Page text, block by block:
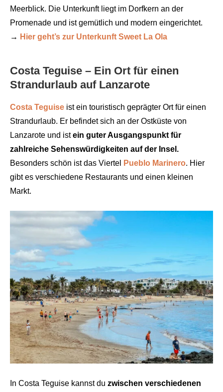
Meerblick. Die Unterkunft liegt im Dorfkern an der
Promenade und ist gemütlich und modern eingerichtet.
→ Hier geht’s zur Unterkunft Sweet La Ola
Costa Teguise – Ein Ort für einen
Strandurlaub auf Lanzarote
Costa Teguise ist ein touristisch geprägter Ort für einen
Strandurlaub. Er befindet sich an der Ostküste von
Lanzarote und istein guter Ausgangspunkt für
zahlreiche Sehenswürdigkeiten auf der Insel.
Besonders schön ist das Viertel
Pueblo Marinero. Hier
gibt es verschiedene Restaurants und einen kleinen
Markt.
In Costa Teguise kannst du zwischen verschiedenen